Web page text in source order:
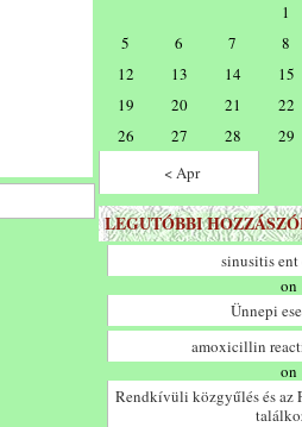
1
5
6 7 8
12
13 14 15
19
20 21 22
26
27 28 29
< Apr
LEGUTÓBBI
sinusitis
on
Ünnepi
amoxicillin
on
Rendkívüli közgyűlés és az